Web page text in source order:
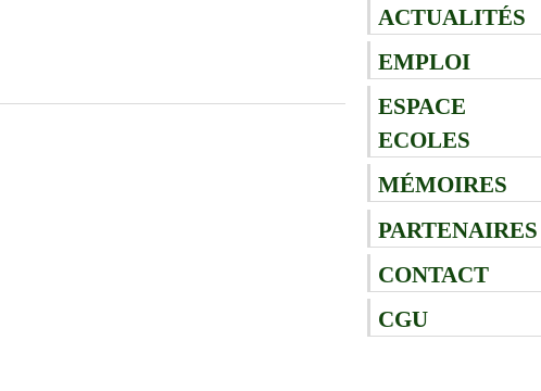
ACTUALITÉS
EMPLOI
ESPACE
ECOLES
MÉMOIRES
PARTENAIRES
CONTACT
CGU